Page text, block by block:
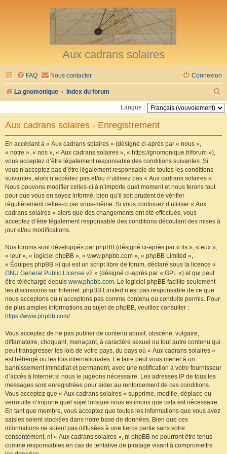
Aux cadrans solaires
FAQ Nous contacter Connexion
La gnomonique Index du forum
e
Langue :
Aux cadrans solaires - Enregistrement
En accédant à « Aux cadrans solaires » (désigné ci-après par « nous »,
« notre », « nos », « Aux cadrans solaires », « https://gnomonique.fr/forum »),
vous acceptez d’être légalement responsable des conditions suivantes. Si
vous n’acceptez pas d’être légalement responsable de toutes les conditions
suivantes, alors n’accédez pas et/ou n’utilisez pas « Aux cadrans solaires ».
Nous pouvons modifier celles-ci à n’importe quel moment et nous ferons tout
pour que vous en soyez informé, bien qu’il soit prudent de vérifier
régulièrement celles-ci par vous-même. Si vous continuez d’utiliser « Aux
cadrans solaires » alors que des changements ont été effectués, vous
acceptez d’être légalement responsable des conditions découlant des mises à
jour et/ou modifications.
Nos forums sont développés par phpBB (désigné ci-après par « ils », « eux »,
« leur », « logiciel phpBB », « www.phpbb.com », « phpBB Limited »,
« Équipes phpBB ») qui est un script libre de forum, déclaré sous la licence «
GNU General Public License v2 » (désigné ci-après par « GPL ») et qui peut
être téléchargé depuis www.phpbb.com. Le logiciel phpBB facilite seulement
les discussions sur Internet. phpBB Limited n’est pas responsable de ce que
nous acceptons ou n’acceptons pas comme contenu ou conduite permis. Pour
de plus amples informations au sujet de phpBB, veuillez consulter :
https://www.phpbb.com/.
Vous acceptez de ne pas publier de contenu abusif, obscène, vulgaire,
diffamatoire, choquant, menaçant, à caractère sexuel ou tout autre contenu qui
peut transgresser les lois de votre pays, du pays où « Aux cadrans solaires »
est hébergé ou les lois internationales. Le faire peut vous mener à un
bannissement immédiat et permanent, avec une notification à votre fournisseur
d’accès à Internet si nous le jugeons nécessaire. Les adresses IP de tous les
messages sont enregistrées pour aider au renforcement de ces conditions.
Vous acceptez que « Aux cadrans solaires » supprime, modifie, déplace ou
verrouille n’importe quel sujet lorsque nous estimons que cela est nécessaire.
En tant que membre, vous acceptez que toutes les informations que vous avez
saisies soient stockées dans notre base de données. Bien que ces
informations ne soient pas diffusées à une tierce partie sans votre
consentement, ni « Aux cadrans solaires », ni phpBB ne pourront être tenus
comme responsables en cas de tentative de piratage visant à compromettre